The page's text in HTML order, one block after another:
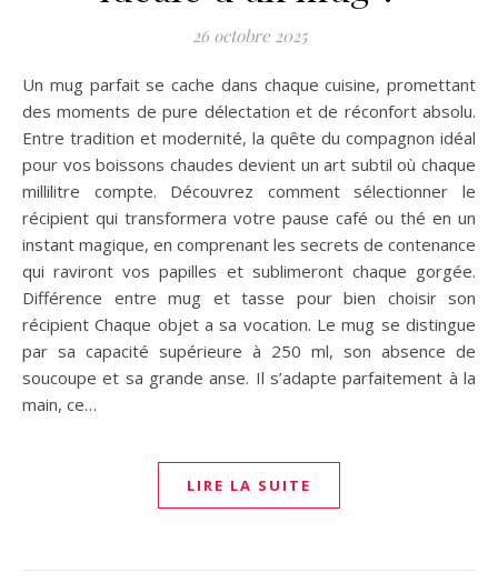
26 octobre 2025
Un mug parfait se cache dans chaque cuisine, promettant
des moments de pure délectation et de réconfort absolu.
Entre tradition et modernité, la quête du compagnon idéal
pour vos boissons chaudes devient un art subtil où chaque
millilitre compte. Découvrez comment sélectionner le
récipient qui transformera votre pause café ou thé en un
instant magique, en comprenant les secrets de contenance
qui raviront vos papilles et sublimeront chaque gorgée.
Différence entre mug et tasse pour bien choisir son
récipient Chaque objet a sa vocation. Le mug se distingue
par sa capacité supérieure à 250 ml, son absence de
soucoupe et sa grande anse. Il s’adapte parfaitement à la
main, ce…
LIRE LA SUITE